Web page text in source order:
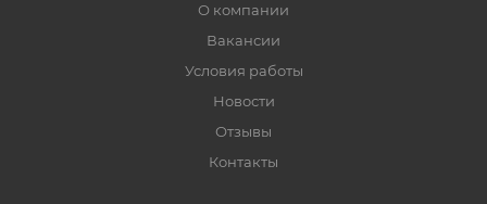
О компании
Вакансии
Условия работы
Новости
Отзывы
Контакты